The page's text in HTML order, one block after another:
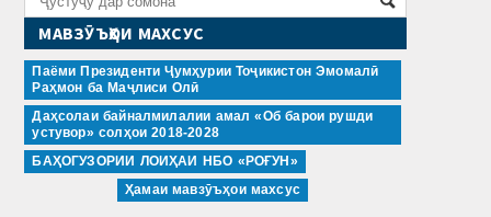
МАВЗӮЪҲОИ МАХСУС
Паёми Президенти Ҷумҳурии Тоҷикистон Эмомалӣ
Раҳмон ба Маҷлиси Олӣ
Даҳсолаи байналмилалии амал «Об барои рушди
устувор» солҳои 2018-2028
БАҲОГУЗОРИИ ЛОИҲАИ НБО «РОҒУН»
Ҳамаи мавзӯъҳои махсус